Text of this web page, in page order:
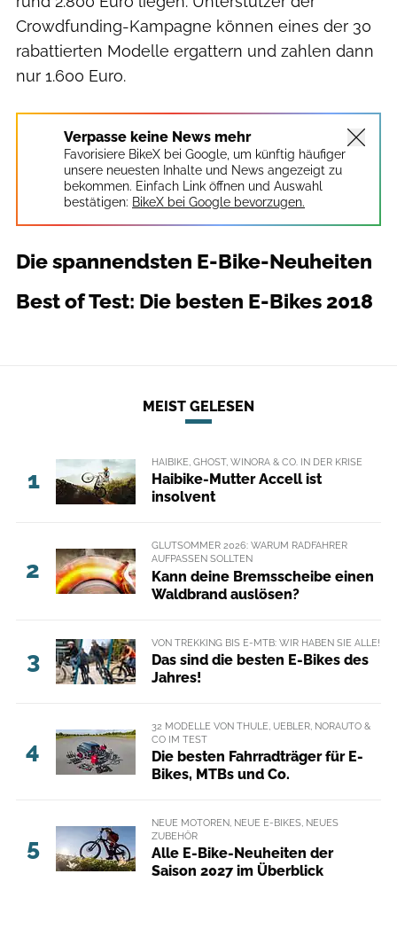
Crowdfunding-Kampagne können eines der 30
rabattierten Modelle ergattern und zahlen dann
nur 1.600 Euro.
Verpasse keine News mehr
Favorisiere BikeX bei Google, um künftig häufiger
unsere neuesten Inhalte und News angezeigt zu
bekommen. Einfach Link öffnen und Auswahl
bestätigen: BikeX bei Google bevorzugen.
Die spannendsten E-Bike-Neuheiten
Best of Test: Die besten E-Bikes 2018
MEIST GELESEN
1
HAIBIKE, GHOST, WINORA & CO. IN DER KRISE
Haibike-Mutter Accell ist
insolvent
2
GLUTSOMMER 2026: WARUM RADFAHRER
AUFPASSEN SOLLTEN
Kann deine Bremsscheibe einen
Waldbrand auslösen?
3
VON TREKKING BIS E-MTB: WIR HABEN SIE ALLE!
Das sind die besten E-Bikes des
Jahres!
4
32 MODELLE VON THULE, UEBLER, NORAUTO &
CO IM TEST
Die besten Fahrradträger für E-
Bikes, MTBs und Co.
5
NEUE MOTOREN, NEUE E-BIKES, NEUES
ZUBEHÖR
Alle E-Bike-Neuheiten der
Saison 2027 im Überblick